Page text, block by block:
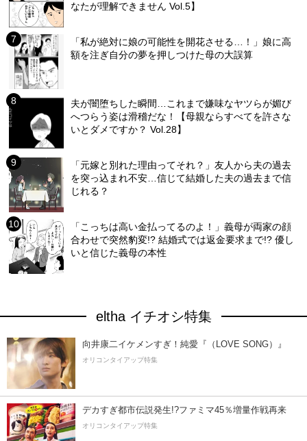
なたが理解できません Vol.5】
「私が絶対に娘の可能性を開花させる…！」娘に高
額を注ぎ自分の夢を押しつけた母の大誤算
夫が闇堕ちした瞬間…これまで嫌味なヤツらが媚び
へつらう姿は滑稽だな！【母親ならすべてを許さな
いとダメですか？ Vol.28】
「元嫁と別れた理由ってそれ？」友人から夫の過去
を突っ込まれ不安…信じて結婚した夫の過去まで信
じれる？
「こっちは高い金払ってるのよ！」義母が両家の顔
合わせで突然豹変!? 結婚式では返金要求まで!? 優し
いと信じた義母の本性
eltha イチオシ特集
向井康二イケメンすぎ！純愛『（LOVE SONG）』
オリコンタイアップ特集
デカすぎ都市伝説発生!?ファミマ45％増量作戦再来
オリコンタイアップ特集